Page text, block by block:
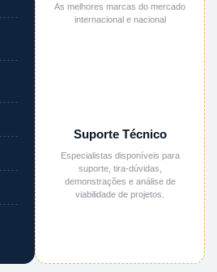
As melhores marcas do mercado
internacional e nacional
Suporte Técnico
Especialistas disponíveis para
suporte, tira-dúvidas,
demonstrações e análise de
viabilidade de projetos.